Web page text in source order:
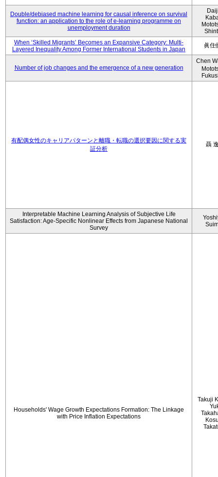
Double/debiased machine learning for causal inference on survival
function: an application to the role of e-learning programme on
unemployment duration
When ‘Skilled Migrants’ Becomes an Expansive Category: Multi-
Layered Inequality Among Former International Students in Japan
眞住
Number of job changes and the emergence of a new generation
Chen
有配偶女性のキャリアパターンと離職・転職の選択要因に関する実
証分析
聶
Interpretable Machine Learning Analysis of Subjective Life
Satisfaction: Age-Specific Nonlinear Effects from Japanese National
Survey
Households' Wage Growth Expectations Formation: The Linkage
with Price Inflation Expectations
Takuji